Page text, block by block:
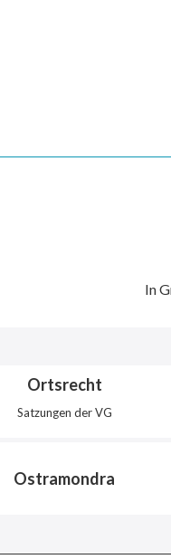
In
Ortsrecht
Satzungen der VG
Ostramondra